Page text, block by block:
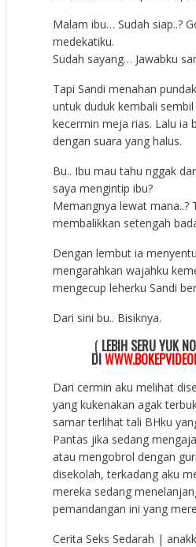
Malam ibu… Sudah siap..?
medekatiku.
Sudah sayang… Jawabku
Tapi Sandi menahan
untuk duduk kembali
kecermin meja rias. Lalu ia
dengan suara yang halus.
Bu.. Ibu mau tahu nggak
saya mengintip ibu?
Memangnya lewat mana..?
membalikkan setengah
Dengan lembut ia
mengarahkan wajahku
mengecup leherku Sandi
Dari sini bu.. Bisiknya.
( LEBIH SERU YUK
DI
Dari cermin aku melihat
yang kukenakan agak
samar terlihat tali BHku
Pantas jika sedang
atau mengobrol dengan
disekolah, terkadang aku
mereka sedang
pemandangan ini yang
Cerita Seks Sedarah |